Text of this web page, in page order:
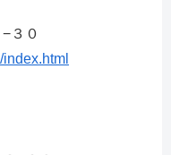
３０